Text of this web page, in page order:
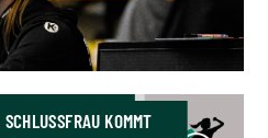
KOMMT